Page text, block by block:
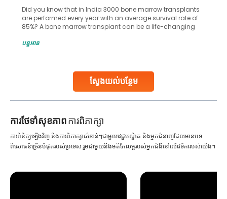
ស្វែងយល់បន្ថែម
Did you know that in India 3000 bone marrow transplants
are performed every year with an average survival rate of
85%? A bone marrow transplant can be a life-changing
make all the difference. India has some of the world’s
បន្តអាន
ការ​ថែទាំ​សុខភាពការពិភាក្សា
ការពិនិត្យឡើងវិញ និងការពិភាក្សាសំខាន់ៗជាមួយវេជ្ជបណ្ឌិត និងអ្នកជំនាញដែលមានបទ
ពិសោធន៍ច្រើនបំផុតរបស់ប្រទេស រួមជាមួយនឹងមតិកែលម្អរបស់អ្នកជំងឺនៅលើវេទិការបស់យើង។